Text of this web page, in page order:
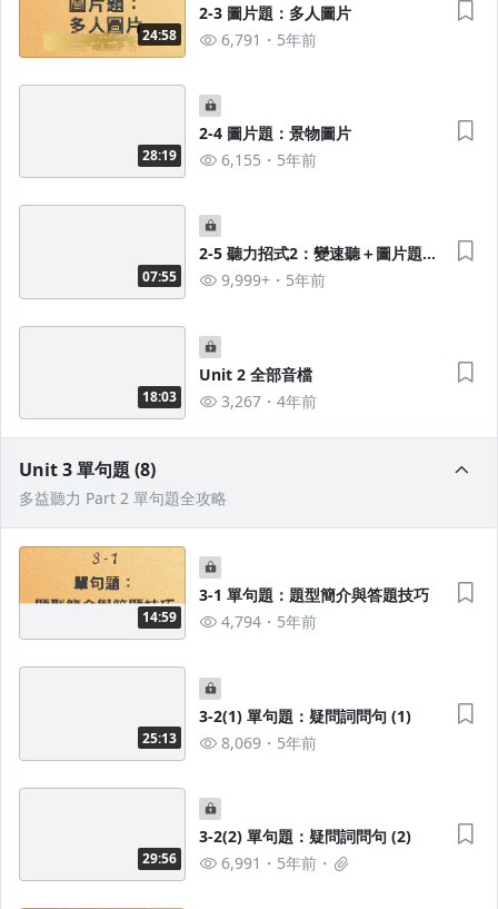
24:58
2-3 圖片題：多人圖片
6,791
5年前
28:19
2-4 圖片題：景物圖片
6,155
5年前
07:55
2-5 聽力招式2：變速聽＋圖片題高
頻100句 X 三國口音音檔
9,999+ 5年前
18:03
Unit 2 全部音檔
3,267
4年前
Unit 3 單句題 (8)
多益聽力 Part 2 單句題全攻略
14:59
3-1 單句題：題型簡介與答題技巧
4,794
5年前
25:13
3-2(1) 單句題：疑問詞問句 (1)
8,069
5年前
29:56
3-2(2) 單句題：疑問詞問句 (2)
6,991
5年前